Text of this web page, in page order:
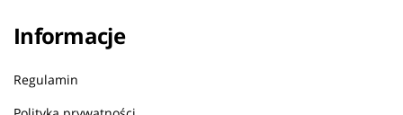
Informacje
Regulamin